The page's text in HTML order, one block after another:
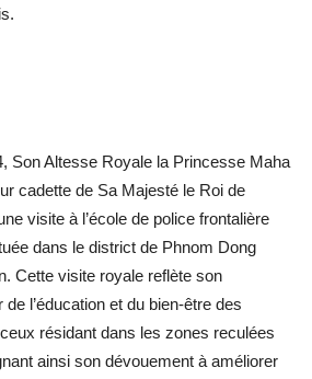
Son Altesse Royale la Princesse Maha
cadette de Sa Majesté le Roi de
visite à l’école de police frontalière
dans le district de Phnom Dong
Cette visite royale reflète son
l’éducation et du bien-être des
résidant dans les zones reculées
ainsi son dévouement à améliorer